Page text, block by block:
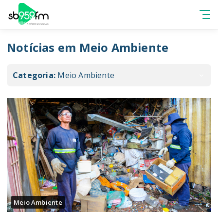
Notícias em Meio Ambiente
Categoria: Meio Ambiente
Meio Ambiente